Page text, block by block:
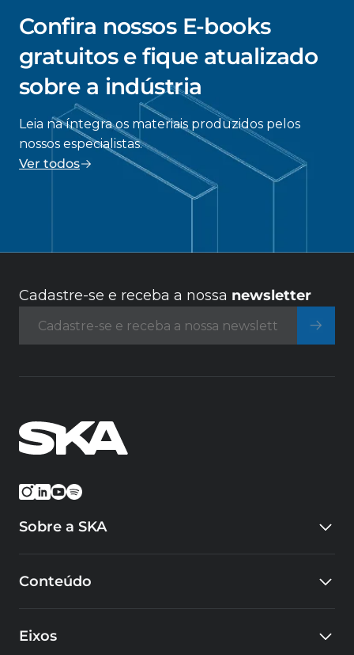
Confira nossos E-books
gratuitos e fique atualizado
sobre a indústria
Leia na íntegra os materiais produzidos pelos
nossos especialistas.
Ver todos
Cadastre-se e receba a nossa newsletter
Sobre a SKA
Eventos
Educacional
Conteúdo
Cases
Eixos